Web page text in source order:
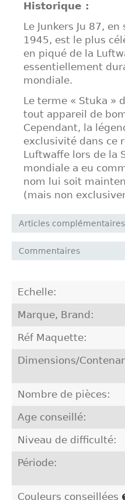
Historique :
Le Junkers Ju 87,
1945, est le plus
en piqué de la
essentiellement
mondiale.
Le terme « Stuka »
tout appareil de
Cependant, la
exclusivité dans ce
Luftwaffe lors de la
mondiale a eu
nom lui soit
(mais non
Articles complémentaires
Commentaires
Echelle:
Marque, Brand:
Réf Maquette:
Dimensions/
Nombre de pièces:
Age conseillé:
Niveau de difficulté:
Période:
Couleurs conseillées